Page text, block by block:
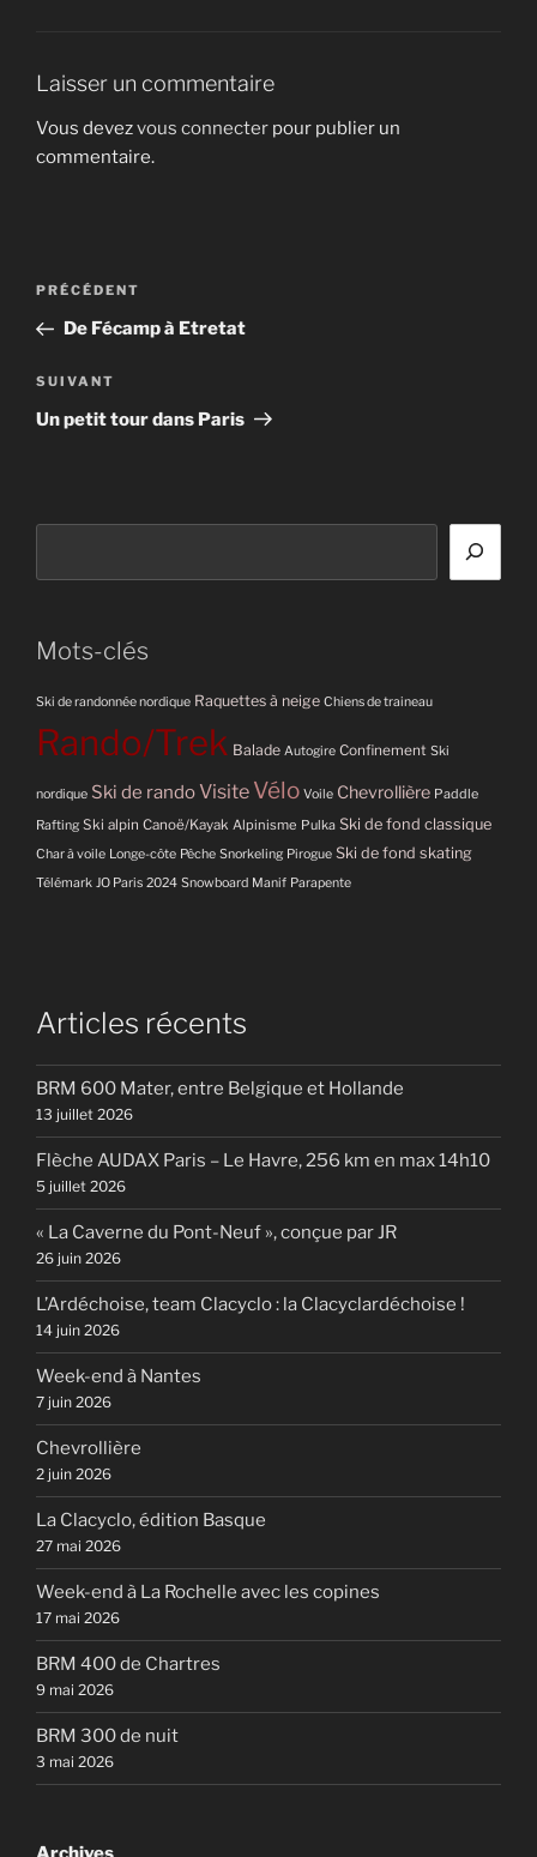
Laisser un commentaire
Vous devezvous connecter pour publier un
commentaire.
Navigation
l’article
Article
précédent
PRÉCÉDENT
De Fécamp à Etretat
Article
suivant
SUIVANT
Un petit tour dans Paris
Mots-clés
Ski de randonnée nordique Raquettes à neige Chiens de traineau
Rando/Trek Balade Autogire Confinement Ski
nordique Ski de randoVisite Vélo Voile Chevrollière Paddle
Rafting Ski alpin Canoë/Kayak Alpinisme Pulka Ski de fond classique
Char à voile Longe-côte Pêche Snorkeling Pirogue Ski de fond skating
Télémark JO Paris 2024 Snowboard Manif Parapente
Articles récents
BRM 600 Mater, entre Belgique et Hollande
13 juillet 2026
Flèche AUDAX Paris – Le Havre, 256 km en max 14h10
5 juillet 2026
« La Caverne du Pont-Neuf », conçue par JR
26 juin 2026
L’Ardéchoise, team Clacyclo : la Clacyclardéchoise !
14 juin 2026
Week-end à Nantes
7 juin 2026
Chevrollière
2 juin 2026
La Clacyclo, édition Basque
27 mai 2026
Week-end à La Rochelle avec les copines
17 mai 2026
BRM 400 de Chartres
9 mai 2026
BRM 300 de nuit
3 mai 2026